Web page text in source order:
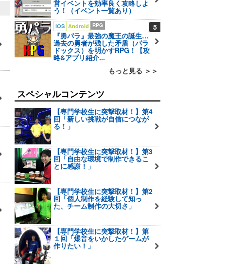
営イベントを効率良く攻略しよ
う！（イベント一覧あり）
5
iOS Android RPG
『勇パラ』最強の魔王の誕生…
過去の勇者が残した矛盾（パラ
ドックス）を明かすRPG！【攻
略&アプリ紹介...
もっと見る ＞＞
スペシャルコンテンツ
【専門学校生に突撃取材！】第4
回「新しい挑戦が自信につなが
る！」
【専門学校生に突撃取材！】第3
回「自由な環境で制作できるこ
とに感謝！」
【専門学校生に突撃取材！】第2
回「個人制作を経験して知っ
た、チーム制作の大切さ」
【専門学校生に突撃取材！】第
１回「爆音をいかしたゲームが
作りたい！」